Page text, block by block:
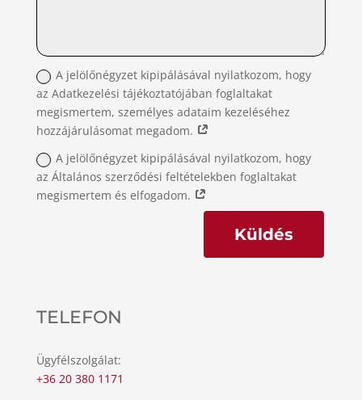
A jelölőnégyzet kipipálásával nyilatkozom, hogy
az Adatkezelési tájékoztatójában foglaltakat
megismertem, személyes adataim kezeléséhez
hozzájárulásomat megadom.
A jelölőnégyzet kipipálásával nyilatkozom, hogy
az Általános szerződési feltételekben foglaltakat
megismertem és elfogadom.
Küldés
TELEFON
Ügyfélszolgálat:
+36 20 380 1171